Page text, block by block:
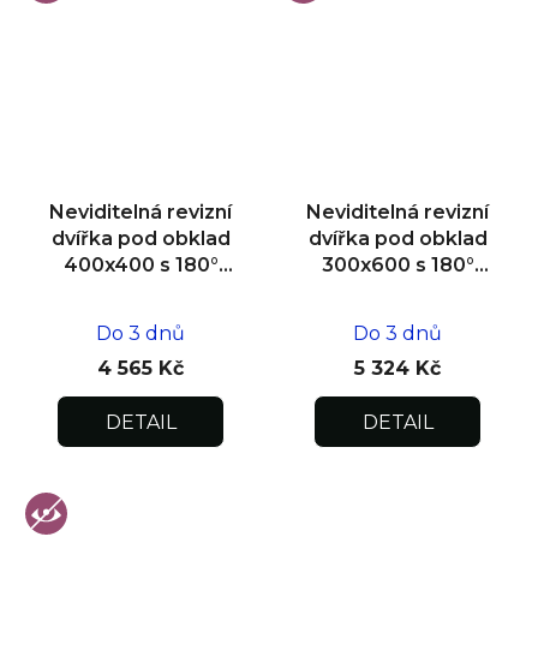
Neviditelná revizní
dvířka pod obklad
400x400 s 180°
Do 3 dnů
4 565 Kč
DETAIL
Neviditelná revizní
dvířka pod obklad
300x600 s 180°
Do 3 dnů
5 324 Kč
DETAIL